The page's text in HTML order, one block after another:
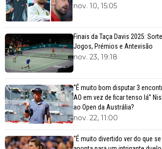
nov. 10, 15:05
Finais da Taça Davis 2025:
Jogos, Prémios e Antevisão
nov. 23, 19:18
“É muito bom disputar 3
AO em vez de ficar tenso lá”
ao Open da Austrália?
nov. 22, 11:00
“É muito divertido ver do que